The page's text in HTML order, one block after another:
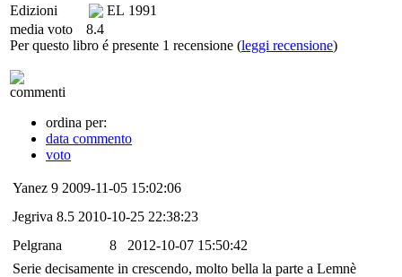
Edizioni
EL 1991
media voto
8.4
Per questo libro é presente 1 recensione (leggi recensione)
commenti
ordina per:
data commento
voto
Yanez 9 2009-11-05 15:02:06
Jegriva 8.5 2010-10-25 22:38:23
Pelgrana
8
2012-10-07 15:50:42
Serie decisamente in crescendo, molto bella la parte a Lemnè